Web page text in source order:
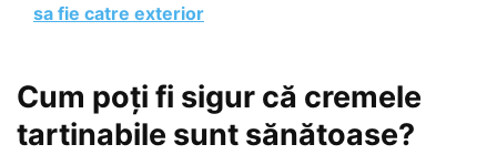
sa fie catre exterior
Cum poți fi sigur că cremele
tartinabile sunt sănătoase?